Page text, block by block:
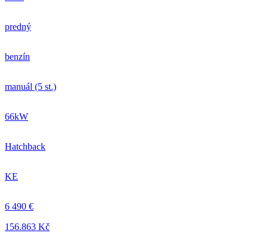
predný
benzín
manuál (5 st.)
66kW
Hatchback
KE
6 490 €
156.863 Kč